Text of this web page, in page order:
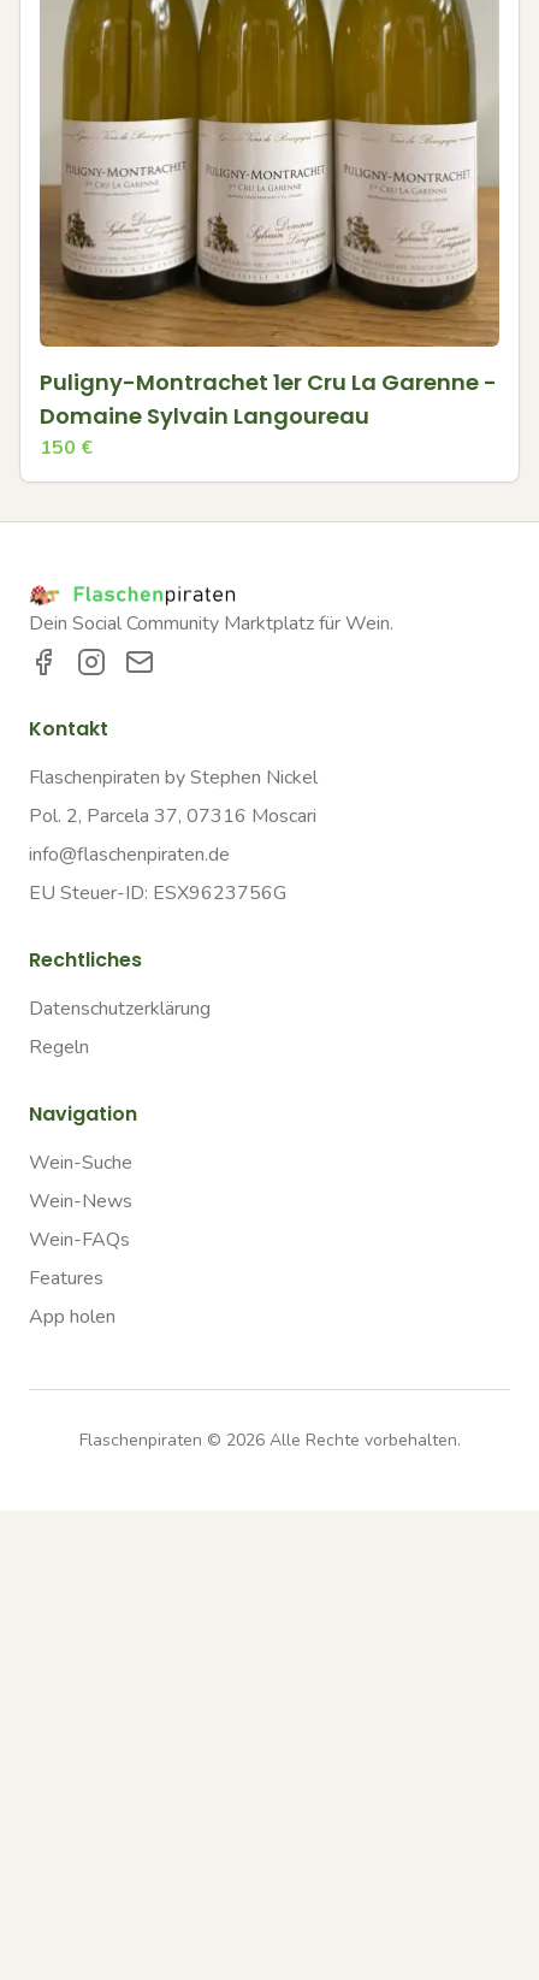
Puligny-Montrachet 1er Cru La Garenne -
Domaine Sylvain Langoureau
150 €
Dein Social Community Marktplatz für Wein.
Kontakt
Flaschenpiraten by Stephen Nickel
Pol. 2, Parcela 37, 07316 Moscari
info@flaschenpiraten.de
EU Steuer-ID: ESX9623756G
Rechtliches
Datenschutzerklärung
Regeln
Navigation
Wein-Suche
Wein-News
Wein-FAQs
Features
App holen
Flaschenpiraten © 2026Alle Rechte vorbehalten.